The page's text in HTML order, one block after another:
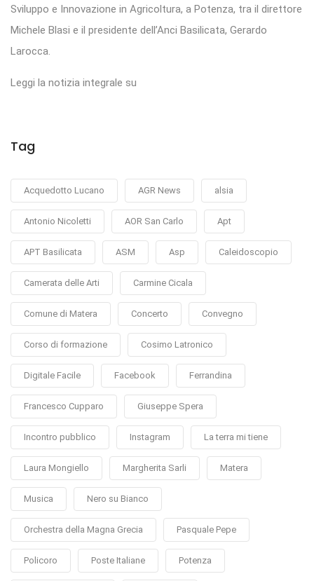
Sviluppo e Innovazione in Agricoltura, a Potenza, tra il direttore
Michele Blasi e il presidente dell’Anci Basilicata, Gerardo
Larocca.
Leggi la notizia integrale su
Tag
Acquedotto Lucano AGR News alsia
Antonio Nicoletti AOR San Carlo Apt
APT Basilicata ASM Asp Caleidoscopio
Camerata delle Arti Carmine Cicala
Comune di Matera Concerto Convegno
Corso di formazione Cosimo Latronico
Digitale Facile Facebook Ferrandina
Francesco Cupparo Giuseppe Spera
Incontro pubblico Instagram La terra mi tiene
Laura Mongiello Margherita Sarli Matera
Musica Nero su Bianco
Orchestra della Magna Grecia Pasquale Pepe
Policoro Poste Italiane Potenza